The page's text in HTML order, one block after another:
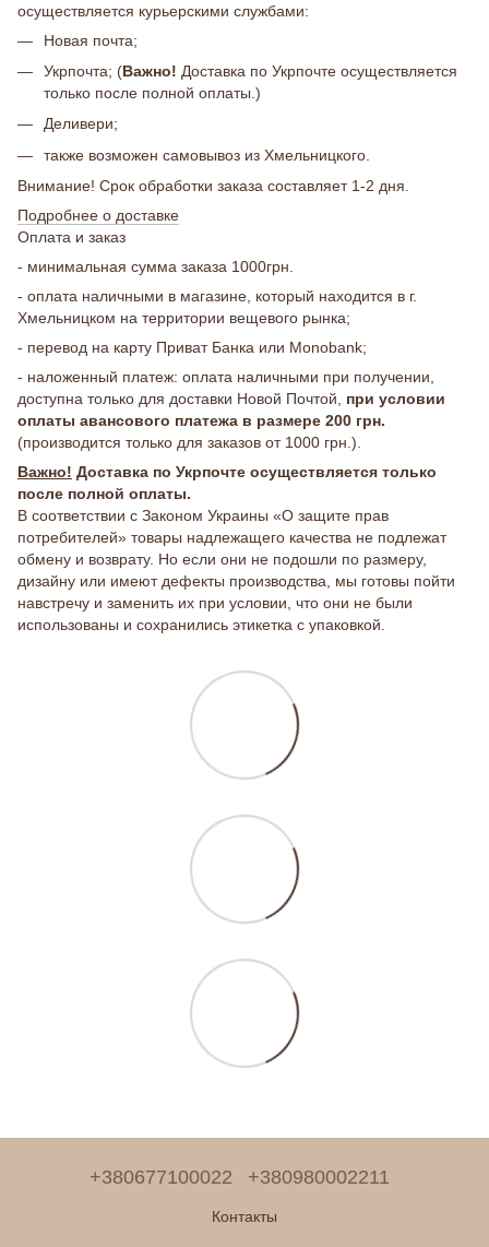
осуществляется курьерскими службами:
Новая почта;
Укрпочта; (Важно! Доставка по Укрпочте осуществляется
только после полной оплаты.)
Деливери;
также возможен самовывоз из Хмельницкого.
Внимание! Срок обработки заказа составляет 1-2 дня.
Подробнее о доставке
Оплата и заказ
- минимальная сумма заказа 1000грн.
- оплата наличными в магазине, который находится в г.
Хмельницком на территории вещевого рынка;
- перевод на карту Приват Банка или Monobank;
- наложенный платеж: оплата наличными при получении,
доступна только для доставки Новой Почтой, при условии
оплаты авансового платежа в размере 200 грн.
(производится только для заказов от 1000 грн.).
Важно! Доставка по Укрпочте осуществляется только
после полной оплаты.
В соответствии с Законом Украины «О защите прав
потребителей» товары надлежащего качества не подлежат
обмену и возврату. Но если они не подошли по размеру,
дизайну или имеют дефекты производства, мы готовы пойти
навстречу и заменить их при условии, что они не были
использованы и сохранились этикетка с упаковкой.
+380677100022 +380980002211
Контакты